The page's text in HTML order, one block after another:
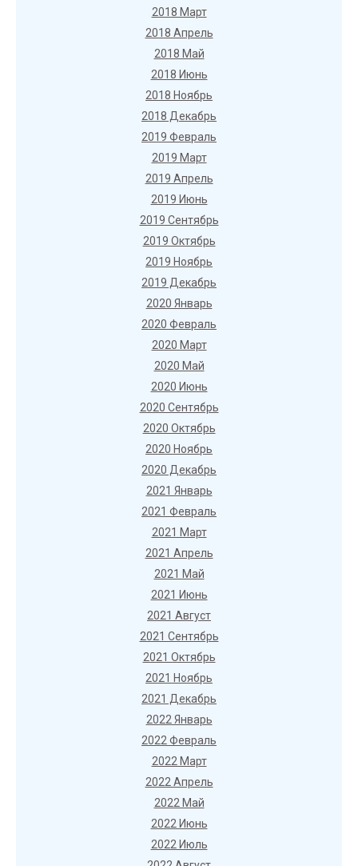
2018 Март
2018 Апрель
2018 Май
2018 Июнь
2018 Ноябрь
2018 Декабрь
2019 Февраль
2019 Март
2019 Апрель
2019 Июнь
2019 Сентябрь
2019 Октябрь
2019 Ноябрь
2019 Декабрь
2020 Январь
2020 Февраль
2020 Март
2020 Май
2020 Июнь
2020 Сентябрь
2020 Октябрь
2020 Ноябрь
2020 Декабрь
2021 Январь
2021 Февраль
2021 Март
2021 Апрель
2021 Май
2021 Июнь
2021 Август
2021 Сентябрь
2021 Октябрь
2021 Ноябрь
2021 Декабрь
2022 Январь
2022 Февраль
2022 Март
2022 Апрель
2022 Май
2022 Июнь
2022 Июль